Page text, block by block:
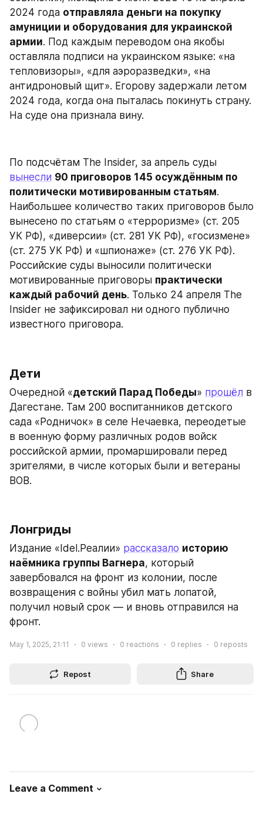
2024 года отправляла деньги на покупку
амуниции и оборудования для украинской
армии. Под каждым переводом она якобы
оставляла подписи на украинском языке: «на
тепловизоры», «для аэроразведки», «на
антидроновый щит». Егорову задержали летом
2024 года, когда она пыталась покинуть страну.
На суде она признала вину.
вынесли 90 приговоров 145 осуждённым по
политически мотивированным статьям.
Наибольшее количество таких приговоров было
вынесено по статьям о «терроризме» (ст. 205
УК РФ), «диверсии» (ст. 281 УК РФ), «госизмене»
(ст. 275 УК РФ) и «шпионаже» (ст. 276 УК РФ).
Российские суды выносили политически
мотивированные приговоры практически
каждый рабочий день. Только 24 апреля The
Insider не зафиксировал ни одного публично
известного приговора.
Дети
Очередной «детский Парад Победы» прошёл в
Дагестане. Там 200 воспитанников детского
сада «Родничок» в селе Нечаевка, переодетые
в военную форму различных родов войск
российской армии, промаршировали перед
зрителями, в числе которых были и ветераны
ВОВ.
Лонгриды
Издание «Idel.Реалии» рассказало историю
наёмника группы Вагнера, который
завербовался на фронт из колонии, после
возвращения с войны убил мать лопатой,
получил новый срок — и вновь отправился на
фронт.
May 1, 2025, 21:11 0 views 0 reactions 0 replies 0 reposts
Repost Share
Leave a Comment